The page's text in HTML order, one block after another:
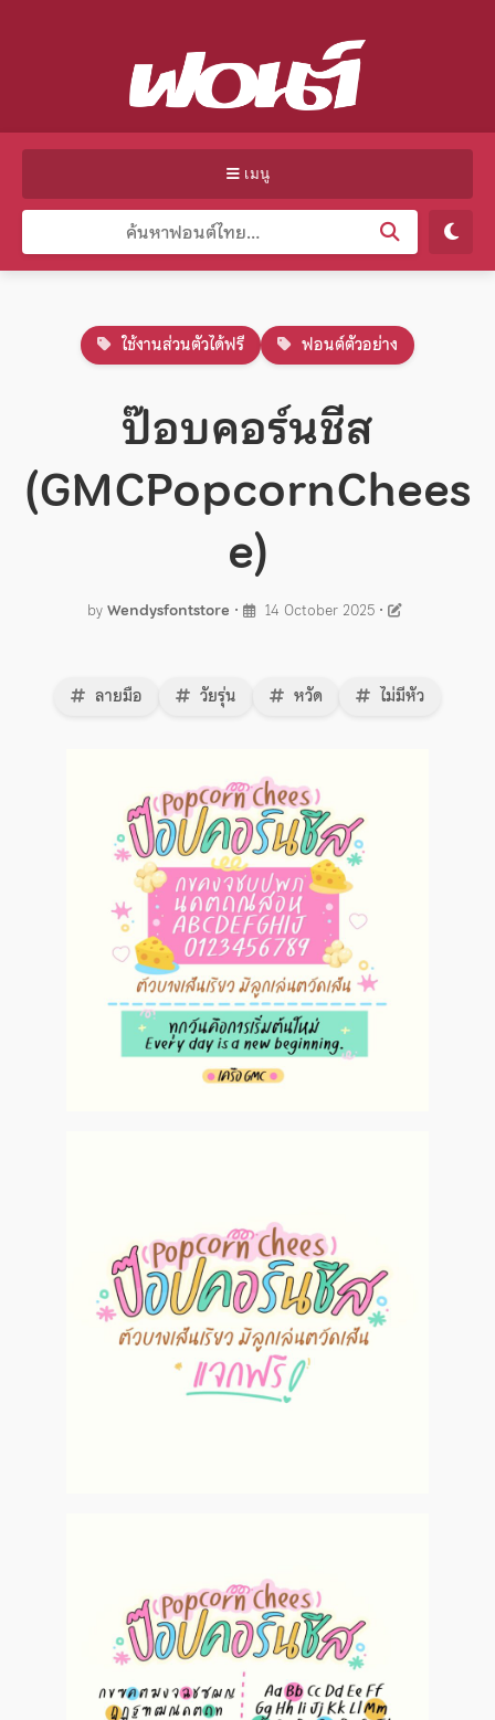
เมนู
ใช้งานส่วนตัวได้ฟรี ฟอนต์ตัวอย่าง
ป๊อบคอร์นชีส
(GMCPopcornChees
e)
byWendysfontstore • 14 October 2025 •
ลายมือ วัยรุ่น หวัด ไม่มีหัว